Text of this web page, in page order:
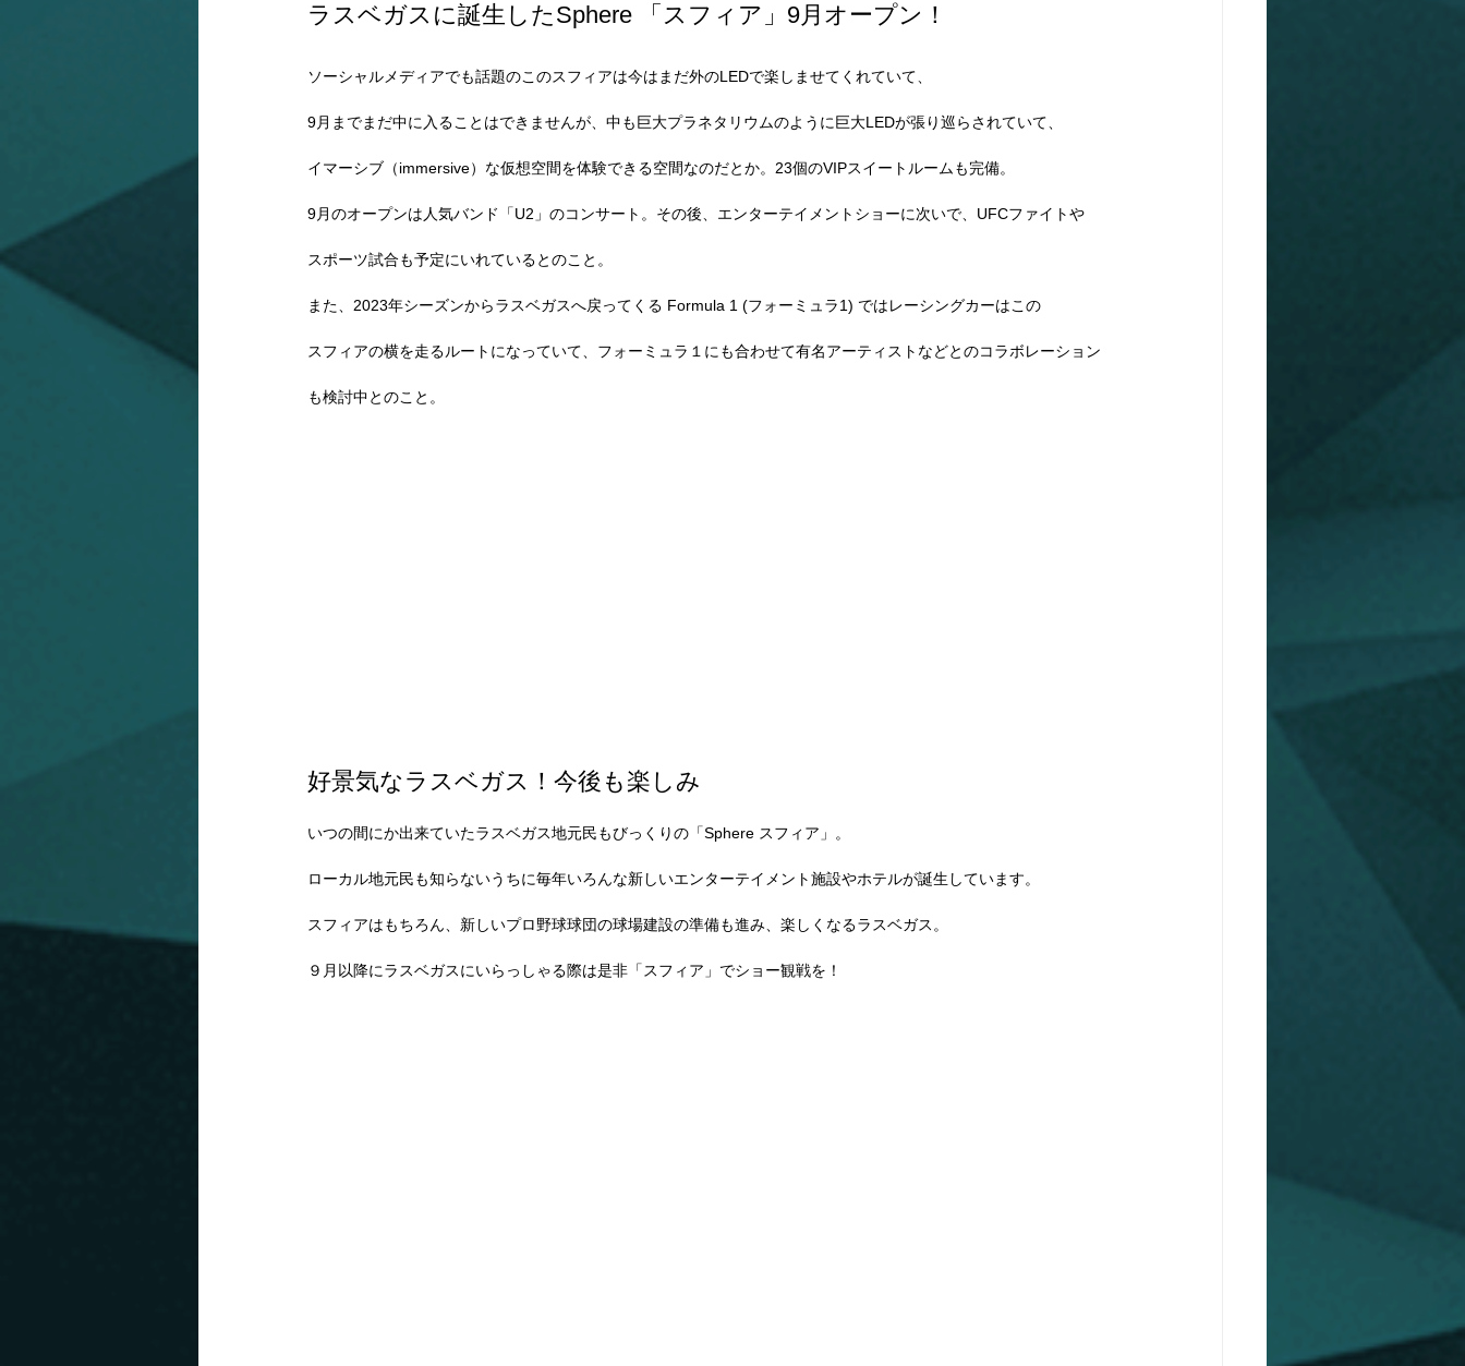
ラスベガスに誕生したSphere 「スフィア」9月オープン！
ソーシャルメディアでも話題のこのスフィアは今はまだ外のLEDで楽しませてくれていて、
9月までまだ中に入ることはできませんが、中も巨大プラネタリウムのように巨大LEDが張り巡らされていて、
イマーシブ（immersive）な仮想空間を体験できる空間なのだとか。23個のVIPスイートルームも完備。
9月のオープンは人気バンド「U2」のコンサート。その後、エンターテイメントショーに次いで、UFCファイトや
スポーツ試合も予定にいれているとのこと。
また、2023年シーズンからラスベガスへ戻ってくる Formula 1 (フォーミュラ1) ではレーシングカーはこの
スフィアの横を走るルートになっていて、フォーミュラ１にも合わせて有名アーティストなどとのコラボレーション
も検討中とのこと。
好景気なラスベガス！今後も楽しみ
いつの間にか出来ていたラスベガス地元民もびっくりの「Sphere スフィア」。
ローカル地元民も知らないうちに毎年いろんな新しいエンターテイメント施設やホテルが誕生しています。
スフィアはもちろん、新しいプロ野球球団の球場建設の準備も進み、楽しくなるラスベガス。
９月以降にラスベガスにいらっしゃる際は是非「スフィア」でショー観戦を！